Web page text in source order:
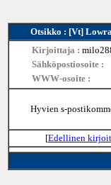
Otsikko : [Vt]
Kirjoittaja :
Sähköpostiosoite :
WWW-osoite :
Hyvien s-
[Edellinen